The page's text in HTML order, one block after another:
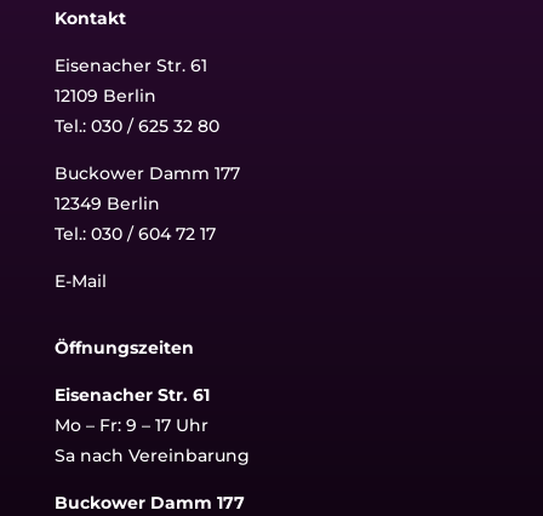
Kontakt
Eisenacher Str. 61
12109 Berlin
Tel.: 030 / 625 32 80
Buckower Damm 177
12349 Berlin
Tel.: 030 / 604 72 17
E-Mail
Öffnungszeiten
Eisenacher Str. 61
Mo – Fr: 9 – 17 Uhr
Sa nach Vereinbarung
Buckower Damm 177